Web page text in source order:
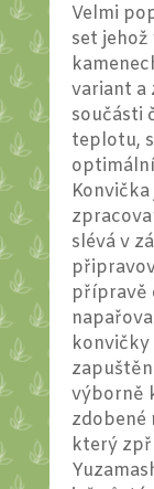
Velmi
set
variant a
součásti
teplotu,
slévá v
přípravě
konvičky
výborně
zdobené
který